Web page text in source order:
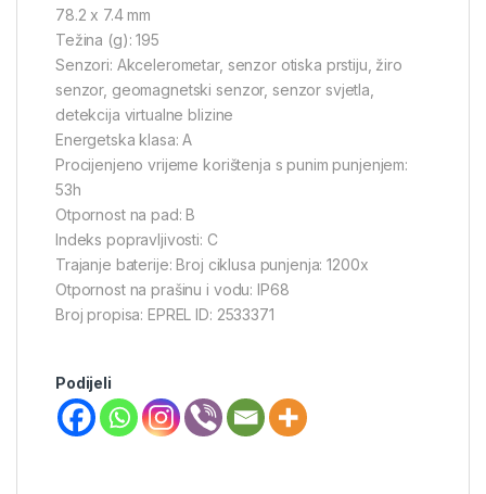
78.2 x 7.4 mm
Težina (g): 195
Senzori: Akcelerometar, senzor otiska prstiju, žiro
senzor, geomagnetski senzor, senzor svjetla,
detekcija virtualne blizine
Energetska klasa: A
Procijenjeno vrijeme korištenja s punim punjenjem:
53h
Otpornost na pad: B
Indeks popravljivosti: C
Trajanje baterije: Broj ciklusa punjenja: 1200x
Otpornost na prašinu i vodu: IP68
Broj propisa: EPREL ID: 2533371
Podijeli